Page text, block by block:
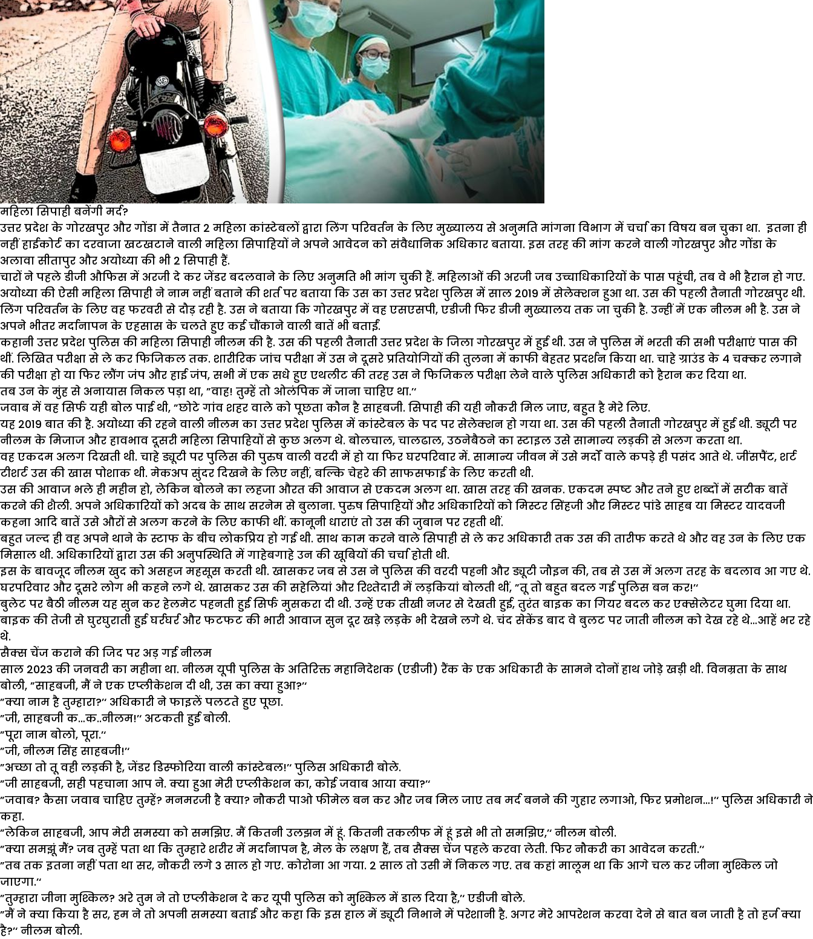
महिला सिपाही बनेंगी मर्द?
उत्तर प्रदेश के गोरखपुर और गोंडा में तैनात 2 महिला कांस्टेबलों द्वारा लिंग परिवर्तन के लिए मुख्यालय से अनुमति मांगना विभाग में चर्चा का विषय बन चुका था. इतना ही
नहीं हाईकोर्ट का दरवाजा खटखटाने वाली महिला सिपाहियों ने अपने आवेदन को संवैधानिक अधिकार बताया. इस तरह की मांग करने वाली गोरखपुर और गोंडा के
अलावा सीतापुर और अयोध्या की भी 2 सिपाही हैं.
चारों ने पहले डीजी औफिस में अरजी दे कर जेंडर बदलवाने के लिए अनुमति भी मांग चुकी हैं. महिलाओं की अरजी जब उच्चाधिकारियों के पास पहुंची, तब वे भी हैरान हो गए.
अयोध्या की ऐसी महिला सिपाही ने नाम नहीं बताने की शर्त पर बताया कि उस का उत्तर प्रदेश पुलिस में साल 2019 में सेलेक्शन हुआ था. उस की पहली तैनाती गोरखपुर थी.
लिंग परिवर्तन के लिए वह फरवरी से दौड़ रही है. उस ने बताया कि गोरखपुर में वह एसएसपी, एडीजी फिर डीजी मुख्यालय तक जा चुकी है. उन्हीं में एक नीलम भी है. उस ने
अपने भीतर मर्दानापन के एहसास के चलते हुए कई चौंकाने वाली बातें भी बताईं.
कहानी उत्तर प्रदेश पुलिस की महिला सिपाही नीलम की है. उस की पहली तैनाती उत्तर प्रदेश के जिला गोरखपुर में हुई थी. उस ने पुलिस में भरती की सभी परीक्षाएं पास की
थीं. लिखित परीक्षा से ले कर फिजिकल तक. शारीरिक जांच परीक्षा में उस ने दूसरे प्रतियोगियों की तुलना में काफी बेहतर प्रदर्शन किया था. चाहे ग्राउंड के 4 चक्कर लगाने
की परीक्षा हो या फिर लौंग जंप और हाई जंप, सभी में एक सधे हुए एथलीट की तरह उस ने फिजिकल परीक्षा लेने वाले पुलिस अधिकारी को हैरान कर दिया था.
तब उन के मुंह से अनायास निकल पड़ा था, ”वाह! तुम्हें तो ओलंपिक में जाना चाहिए था.’‘
जवाब में वह सिर्फ यही बोल पाई थी, ”छोटे गांव शहर वाले को पूछता कौन है साहबजी. सिपाही की यही नौकरी मिल जाए, बहुत है मेरे लिए.
यह 2019 बात की है. अयोध्या की रहने वाली नीलम का उत्तर प्रदेश पुलिस में कांस्टेबल के पद पर सेलेक्शन हो गया था. उस की पहली तैनाती गोरखपुर में हुई थी. ड्यूटी पर
नीलम के मिजाज और हावभाव दूसरी महिला सिपाहियों से कुछ अलग थे. बोलचाल, चालढाल, उठनेबैठने का स्टाइल उसे सामान्य लड़की से अलग करता था.
वह एकदम अलग दिखती थी. चाहे ड्यूटी पर पुलिस की पुरुष वाली वरदी में हो या फिर घरपरिवार में. सामान्य जीवन में उसे मर्दों वाले कपड़े ही पसंद आते थे. जींसपैंट, शर्ट
टीशर्ट उस की खास पोशाक थी. मेकअप सुंदर दिखने के लिए नहीं, बल्कि चेहरे की साफसफाई के लिए करती थी.
उस की आवाज भले ही महीन हो, लेकिन बोलने का लहजा औरत की आवाज से एकदम अलग था. खास तरह की खनक. एकदम स्पष्ट और तने हुए शब्दों में सटीक बातें
करने की शैली. अपने अधिकारियों को अदब के साथ सरनेम से बुलाना. पुरुष सिपाहियों और अधिकारियों को मिस्टर सिंहजी और मिस्टर पांडे साहब या मिस्टर यादवजी
कहना आदि बातें उसे औरों से अलग करने के लिए काफी थीं. कानूनी धाराएं तो उस की जुबान पर रहती थीं.
बहुत जल्द ही वह अपने थाने के स्टाफ के बीच लोकप्रिय हो गई थी. साथ काम करने वाले सिपाही से ले कर अधिकारी तक उस की तारीफ करते थे और वह उन के लिए एक
मिसाल थी. अधिकारियों द्वारा उस की अनुपस्थिति में गाहेबगाहे उन की खूबियों की चर्चा होती थी.
इस के बावजूद नीलम खुद को असहज महसूस करती थी. खासकर जब से उस ने पुलिस की वरदी पहनी और ड्यूटी जौइन की, तब से उस में अलग तरह के बदलाव आ गए थे.
घरपरिवार और दूसरे लोग भी कहने लगे थे. खासकर उस की सहेलियां और रिश्तेदारी में लड़कियां बोलती थीं, ”तू तो बहुत बदल गई पुलिस बन कर!’‘
बुलेट पर बैठी नीलम यह सुन कर हेलमेट पहनती हुई सिर्फ मुसकरा दी थी. उन्हें एक तीखी नजर से देखती हुई, तुरंत बाइक का गियर बदल कर एक्सेलेटर घुमा दिया था.
बाइक की तेजी से घुरघुराती हुई घर्रघर्र और फटफट की भारी आवाज सुन दूर खड़े लड़के भी देखने लगे थे. चंद सेकेंड बाद वे बुलट पर जाती नीलम को देख रहे थे…आहें भर रहे
थे.
सैक्स चेंज कराने की जिद पर अड़ गई नीलम
साल 2023 की जनवरी का महीना था. नीलम यूपी पुलिस के अतिरिक्त महानिदेशक (एडीजी) रैंक के एक अधिकारी के सामने दोनों हाथ जोड़े खड़ी थी. विनम्रता के साथ
बोली, ”साहबजी, मैं ने एक एप्लीकेशन दी थी, उस का क्या हुआ?’‘
”क्या नाम है तुम्हारा?’‘ अधिकारी ने फाइलें पलटते हुए पूछा.
”जी, साहबजी क…क..नीलम!’‘ अटकती हुई बोली.
”पूरा नाम बोलो, पूरा.’‘
”जी, नीलम सिंह साहबजी!’‘
”अच्छा तो तू वही लड़की है, जेंडर डिस्फोरिया वाली कांस्टेबल!’‘ पुलिस अधिकारी बोले.
”जी साहबजी, सही पहचाना आप ने. क्या हुआ मेरी एप्लीकेशन का, कोई जवाब आया क्या?’‘
”जवाब? कैसा जवाब चाहिए तुम्हें? मनमरजी है क्या? नौकरी पाओ फीमेल बन कर और जब मिल जाए तब मर्द बनने की गुहार लगाओ, फिर प्रमोशन…!’‘ पुलिस अधिकारी ने
कहा.
”लेकिन साहबजी, आप मेरी समस्या को समझिए. मैं कितनी उलझन में हूं. कितनी तकलीफ में हूं इसे भी तो समझिए,’‘ नीलम बोली.
”क्या समझूं मैं? जब तुम्हें पता था कि तुम्हारे शरीर में मर्दानापन है, मेल के लक्षण हैं, तब सैक्स चेंज पहले करवा लेती. फिर नौकरी का आवेदन करती.’‘
”तब तक इतना नहीं पता था सर, नौकरी लगे 3 साल हो गए. कोरोना आ गया. 2 साल तो उसी में निकल गए. तब कहां मालूम था कि आगे चल कर जीना मुश्किल जो
जाएगा.’‘
”तुम्हारा जीना मुश्किल? अरे तुम ने तो एप्लीकेशन दे कर यूपी पुलिस को मुश्किल में डाल दिया है,’‘ एडीजी बोले.
”मैं ने क्या किया है सर, हम ने तो अपनी समस्या बताई और कहा कि इस हाल में ड्यूटी निभाने में परेशानी है. अगर मेरे आपरेशन करवा देने से बात बन जाती है तो हर्ज क्या
है?’‘ नीलम बोली.